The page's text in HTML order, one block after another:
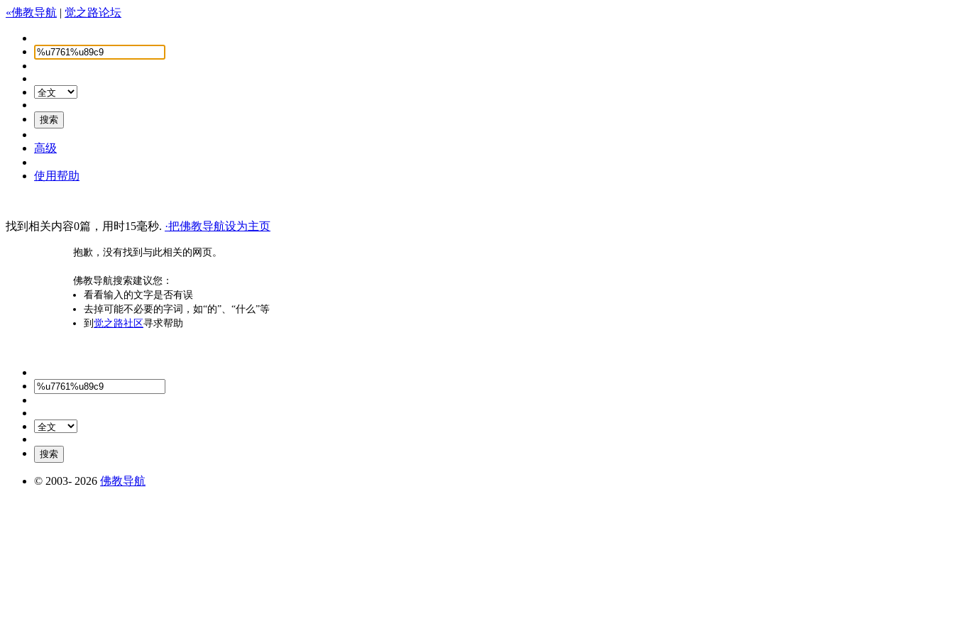
«佛教导航 | 觉之路论坛
高级
使用帮助
找到相关内容0篇，用时15毫秒. ·把佛教导航设为主页
抱歉，没有找到与此相关的网页。
佛教导航搜索建议您：
看看输入的文字是否有误
去掉可能不必要的字词，如“的”、“什么”等
到 觉之路社区寻求帮助
© 2003- 2026 佛教导航